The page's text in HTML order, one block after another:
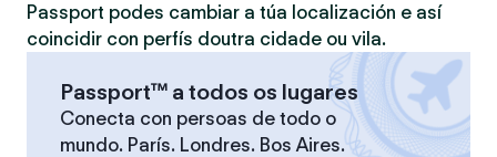
Passport podes cambiar a túa localización e así
coincidir con perfís doutra cidade ou vila.
Passport™ a todos os lugares
Conecta con persoas de todo o
mundo. París. Londres. Bos Aires.